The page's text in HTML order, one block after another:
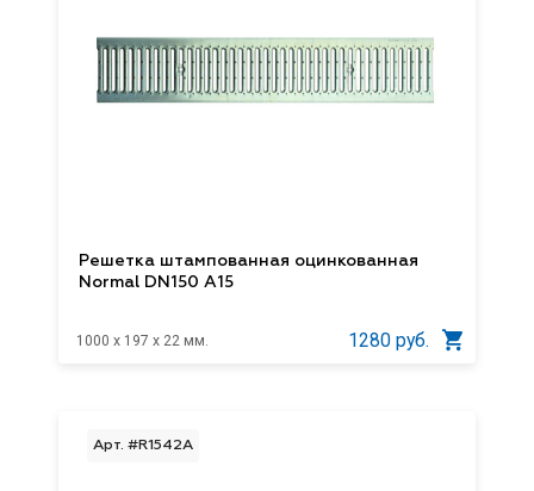
Решетка штампованная оцинкованная
Normal DN150 A15
1000 x 197 x 22 мм. 1280 руб.
Арт. #R1542А